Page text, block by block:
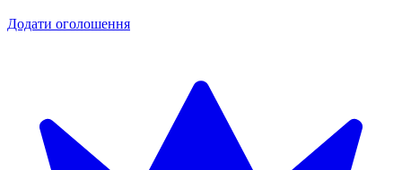
Додати оголошення